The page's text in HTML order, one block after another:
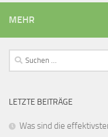
MEHR
Suchen
nach:
LETZTE BEITRÄGE
Was sind die